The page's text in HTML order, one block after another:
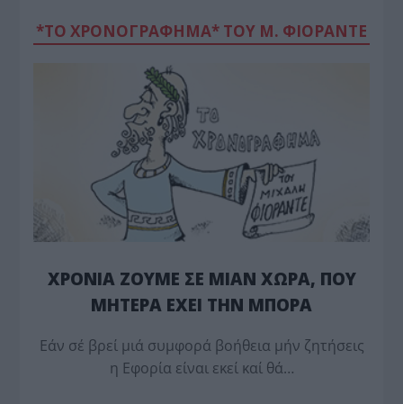
*ΤΟ ΧΡΟΝΟΓΡΑΦΗΜΑ* ΤΟΥ Μ. ΦΙΟΡΆΝΤΕ
ΧΡΟΝΙΑ ΖΟΥΜΕ ΣΕ ΜΙΑΝ ΧΩΡΑ, ΠΟΥ
ΜΗΤΕΡΑ ΕΧΕΙ ΤΗΝ ΜΠΟΡΑ
Εάν σέ βρεί μιά συμφορά βοήθεια μήν ζητήσεις
η Εφορία είναι εκεί καί θά…